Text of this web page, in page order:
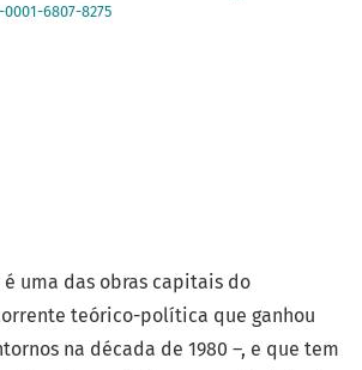
6807-8275
é uma das obras capitais do
teórico-política que ganhou
na década de 1980 –, e que tem